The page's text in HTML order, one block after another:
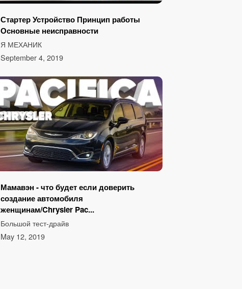
Стартер Устройство Принцип работы
Основные неисправности
Я МЕХАНИК
September 4, 2019
Мамавэн - что будет если доверить
создание автомобиля
женщинам/Chrysler Pac...
Большой тест-драйв
May 12, 2019